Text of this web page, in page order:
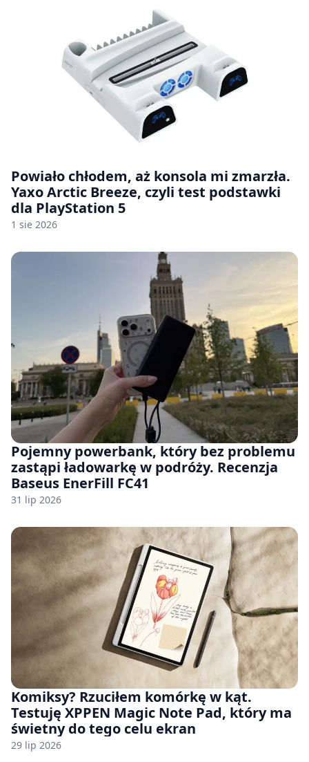
Powiało chłodem, aż konsola mi zmarzła.
Yaxo Arctic Breeze, czyli test podstawki
dla PlayStation 5
1 sie 2026
Pojemny powerbank, który bez problemu
zastąpi ładowarkę w podróży. Recenzja
Baseus EnerFill FC41
31 lip 2026
Komiksy? Rzuciłem komórkę w kąt.
Testuję XPPEN Magic Note Pad, który ma
świetny do tego celu ekran
29 lip 2026